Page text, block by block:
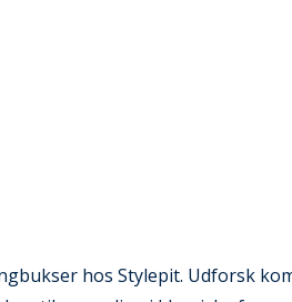
hos Stylepit. Udforsk